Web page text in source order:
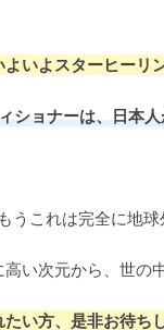
いよスターヒーリ
ショナーは、日本
うこれは完全に地球
い次元から、世の
い方、是非お待ち